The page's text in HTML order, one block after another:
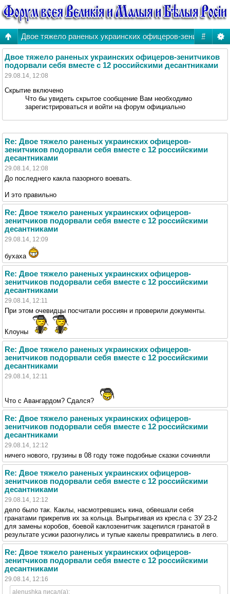
#
Двое тяжело раненых украинских офицеров-зенитчиков
Двое тяжело раненых украинских офицеров-зенитчиков
подорвали себя вместе с 12 российскими десантниками
29.08.14, 12:08
Скрытие включено
Что бы увидеть скрытое сообщение Вам необходимо
зарегистрироваться и войти на форум официально
Re: Двое тяжело раненых украинских офицеров-
зенитчиков подорвали себя вместе с 12 российскими
десантниками
29.08.14, 12:08
До последнего какла пазорного воевать.
И это правильно
Re: Двое тяжело раненых украинских офицеров-
зенитчиков подорвали себя вместе с 12 российскими
десантниками
29.08.14, 12:09
бухаха
Re: Двое тяжело раненых украинских офицеров-
зенитчиков подорвали себя вместе с 12 российскими
десантниками
29.08.14, 12:11
При этом очевидцы посчитали россиян и проверили документы.
Клоуны
Re: Двое тяжело раненых украинских офицеров-
зенитчиков подорвали себя вместе с 12 российскими
десантниками
29.08.14, 12:11
Что с Авангардом? Сдался?
Re: Двое тяжело раненых украинских офицеров-
зенитчиков подорвали себя вместе с 12 российскими
десантниками
29.08.14, 12:12
ничего нового, грузины в 08 году тоже подобные сказки сочиняли
Re: Двое тяжело раненых украинских офицеров-
зенитчиков подорвали себя вместе с 12 российскими
десантниками
29.08.14, 12:12
дело было так. Каклы, насмотревшись кина, обвешали себя
гранатами прикрепив их за кольца. Выпрыгивая из кресла с ЗУ 23-2
для замены коробов, боевой каклозенитчик зацепился гранатой в
результате усики разогнулись и тупые какелы превратились в лего.
Re: Двое тяжело раненых украинских офицеров-
зенитчиков подорвали себя вместе с 12 российскими
десантниками
29.08.14, 12:16
alenushka писал(а):